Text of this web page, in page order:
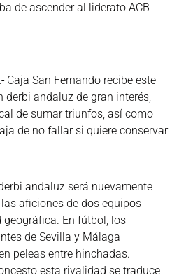
de ascender al liderato ACB
Caja San Fernando recibe este
andaluz de gran interés,
de sumar triunfos, así como
de no fallar si quiere conservar
andaluz será nuevamente
aficiones de dos equipos
En fútbol, los
de Sevilla y Málaga
peleas entre hinchadas.
esta rivalidad se traduce